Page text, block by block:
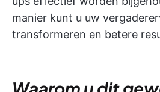
manier kunt u uw
transformeren en betere